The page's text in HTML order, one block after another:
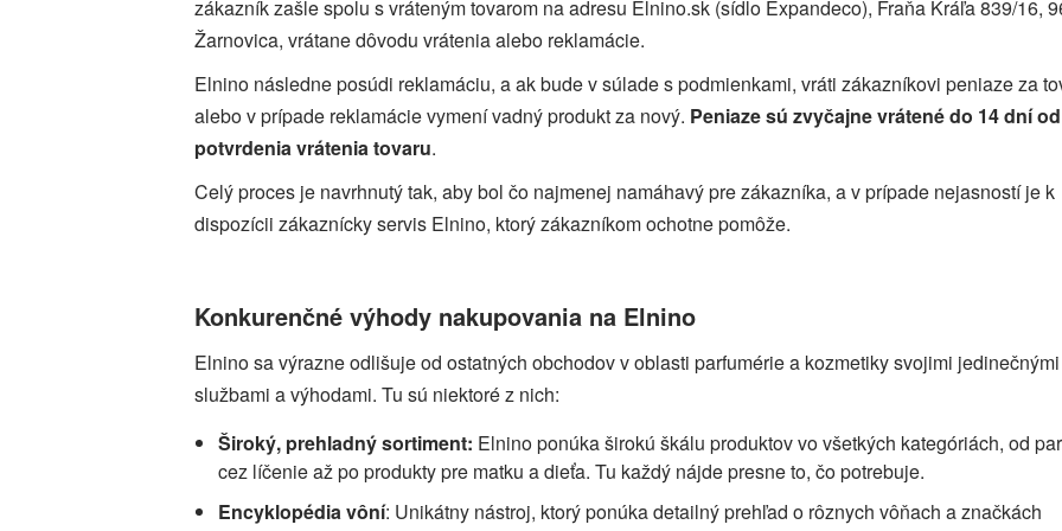
zákazník zašle spolu s vráteným tovarom na adresu Elnino.sk (sídlo Expandeco), Fraňa Kráľa 839/16,
Žarnovica, vrátane dôvodu vrátenia alebo reklamácie.
Elnino následne posúdi reklamáciu, a ak bude v súlade s podmienkami, vráti zákazníkovi peniaze za
alebo v prípade reklamácie vymení vadný produkt za nový. Peniaze sú zvyčajne vrátené do 14 dní od
potvrdenia vrátenia tovaru.
Celý proces je navrhnutý tak, aby bol čo najmenej namáhavý pre zákazníka, a v prípade nejasností je k
dispozícii zákaznícky servis Elnino, ktorý zákazníkom ochotne pomôže.
Konkurenčné výhody nakupovania na Elnino
Elnino sa výrazne odlišuje od ostatných obchodov v oblasti parfumérie a kozmetiky svojimi jedinečnými
službami a výhodami. Tu sú niektoré z nich:
Široký, prehladný sortiment: Elnino ponúka širokú škálu produktov vo všetkých kategóriách, od
cez líčenie až po produkty pre matku a dieťa. Tu každý nájde presne to, čo potrebuje.
Encyklopédia vôní: Unikátny nástroj, ktorý ponúka detailný prehľad o rôznych vôňach a značkách